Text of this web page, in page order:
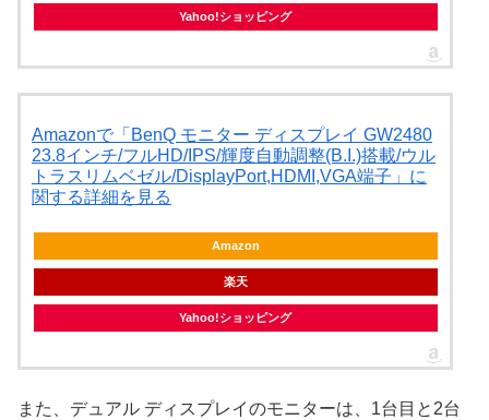
Yahoo!ショッピング
Amazonで「BenQ モニター ディスプレイ GW2480
23.8インチ/フルHD/IPS/輝度自動調整(B.I.)搭載/ウル
トラスリムベゼル/DisplayPort,HDMI,VGA端子」に
関する詳細を見る
Amazon
楽天
Yahoo!ショッピング
また、デュアル ディスプレイのモニターは、1台目と2台